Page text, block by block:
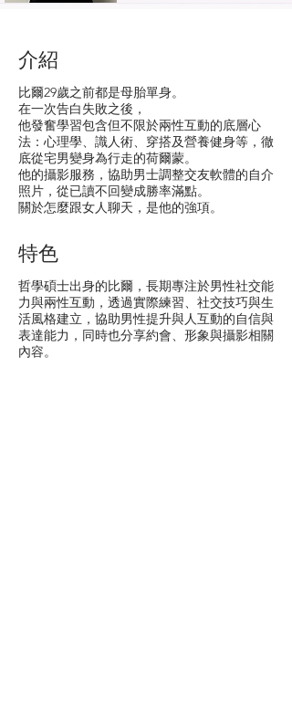
介紹
比爾29歲之前都是母胎單身。
在一次告白失敗之後，
他發奮學習包含但不限於兩性互動的底層心
法：心理學、識人術、穿搭及營養健身等，徹
底從宅男變身為行走的荷爾蒙。
他的攝影服務，協助男士調整交友軟體的自介
照片，從已讀不回變成勝率滿點。
​關於怎麼跟女人聊天，是他的強項。
特色
哲學碩士出身的比爾，長期專注於男性社交能
力與兩性互動，透過實際練習、社交技巧與生
活風格建立，協助男性提升與人互動的自信與
表達能力，同時也分享約會、形象與攝影相關
內容。